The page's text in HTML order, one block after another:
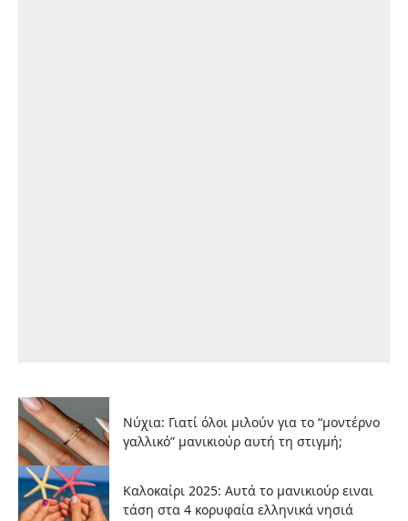
Νύχια: Γιατί όλοι μιλούν για το “μοντέρνο
γαλλικό” μανικιούρ αυτή τη στιγμή;
Καλοκαίρι 2025: Αυτά το μανικιούρ ειναι
τάση στα 4 κορυφαία ελληνικά νησιά